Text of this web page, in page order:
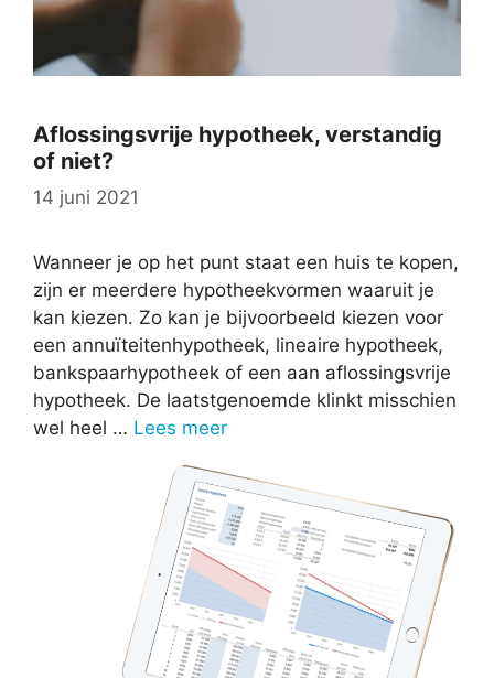
Aflossingsvrije hypotheek, verstandig
of niet?
14 juni 2021
Wanneer je op het punt staat een huis te kopen,
zijn er meerdere hypotheekvormen waaruit je
kan kiezen. Zo kan je bijvoorbeeld kiezen voor
een annuïteitenhypotheek, lineaire hypotheek,
bankspaarhypotheek of een aan aflossingsvrije
hypotheek. De laatstgenoemde klinkt misschien
wel heel … Lees meer